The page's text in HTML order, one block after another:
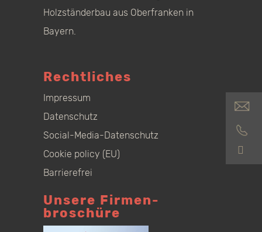
Holzständerbau aus Oberfranken in
Bayern.
Rechtliches
Impressum
Datenschutz
Social-Media-Datenschutz
Cookie policy (EU)
Barrierefrei
Unsere Firmen­
broschüre